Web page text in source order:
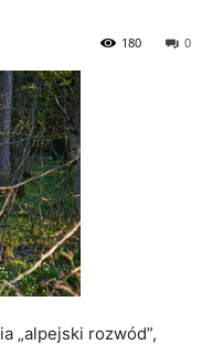
0
180
„alpejski rozwód”,